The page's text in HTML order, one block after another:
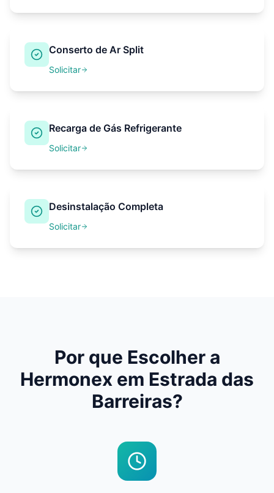
Conserto de Ar Split
Solicitar
Recarga de Gás Refrigerante
Solicitar
Desinstalação Completa
Solicitar
Por que Escolher a
Hermonex em Estrada das
Barreiras?